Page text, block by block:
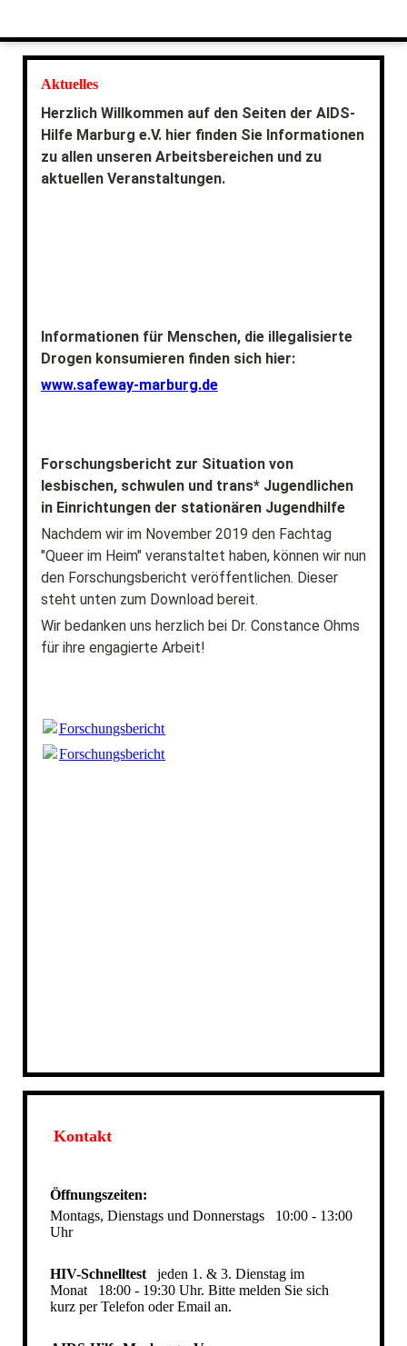
Aktuelles
Herzlich Willkommen auf den Seiten der AIDS-
Hilfe Marburg e.V. hier finden Sie Informationen
zu allen unseren Arbeitsbereichen und zu
aktuellen Veranstaltungen.
Informationen für Menschen, die illegalisierte
Drogen konsumieren finden sich hier:
www.safeway-marburg.de
Forschungsbericht zur Situation von
lesbischen, schwulen und trans* Jugendlichen
in Einrichtungen der stationären Jugendhilfe
Nachdem wir im November 2019 den Fachtag
"Queer im Heim" veranstaltet haben, können wir nun
den Forschungsbericht veröffentlichen. Dieser
steht unten zum Download bereit.
Wir bedanken uns herzlich bei Dr. Constance Ohms
für ihre engagierte Arbeit!
Kontakt
Öffnungszeiten:
Montags, Dienstags und Donnerstags
10:00 - 13:00
Uhr
HIV-Schnelltest
jeden 1. & 3. Dienstag im
Monat
18:00 - 19:30 Uhr. Bitte melden Sie sich
kurz per Telefon oder Email an.